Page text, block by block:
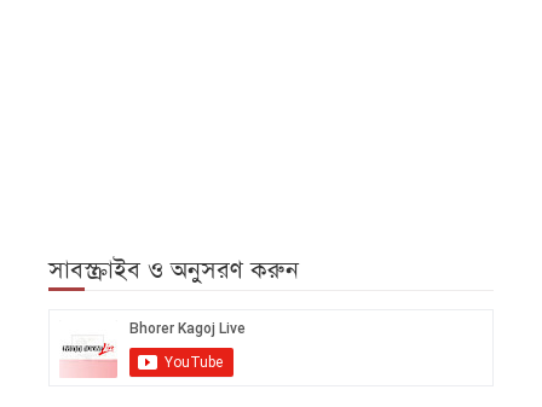
সাবস্ক্রাইব ও অনুসরণ করুন